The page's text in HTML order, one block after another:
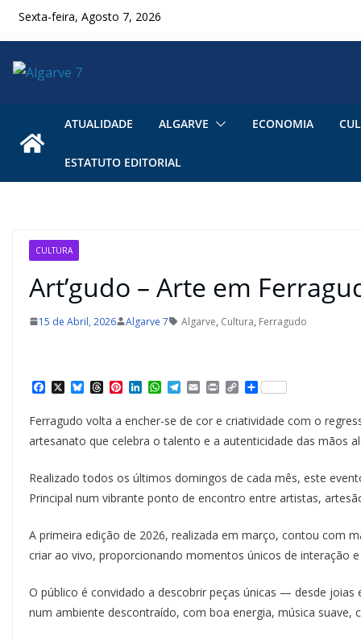
SkipSexta-feira, Agosto 7, 2026
ATUALIDADE ALGARVE ECONOMIA
ESTATUTO EDITORIAL
CULTURA
Art’gudo – Arte em
15 de Abril, 2026 Algarve 7 Algarve, Cultura, Ferragudo
a
e
b
o
k
X B
e
s
k
T
h
e
a
d
P
t
e
r
s
L
n
k
e
d
n
W
h
t
s
A
p
T
e
e
g
r
m
E
m
i
P
n
t
C
o
p
y
L
i
k
S
h
a
r
e
Ferragudo volta a encher-se de cor e criatividade com o
artesanato que celebra o talento e a autenticidade das mãos
Realizado todos os últimos domingos de cada mês, este
Principal num vibrante ponto de encontro entre artistas,
A primeira edição de 2026, realizada em março, contou com
criar ao vivo, proporcionando momentos únicos de interação
O público é convidado a descobrir peças únicas — desde
num ambiente descontraído, com boa energia, música suave,